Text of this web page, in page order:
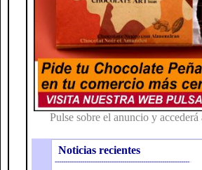
Noticias recientes
-----------------------------------------------------------------